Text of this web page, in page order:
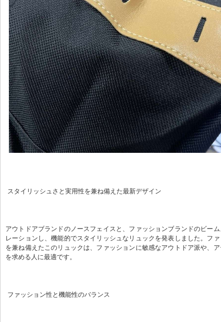
スタイリッシュさと実用性を兼ね備えた最新デザイン
アウトドアブランドのノースフェイスと、ファッションブランドのビー
レーションし、機能的でスタイリッシュなリュックを発表しました。フ
を兼ね備えたこのリュックは、ファッションに敏感なアウトドア派や、
を求める人に最適です。
ファッション性と機能性のバランス